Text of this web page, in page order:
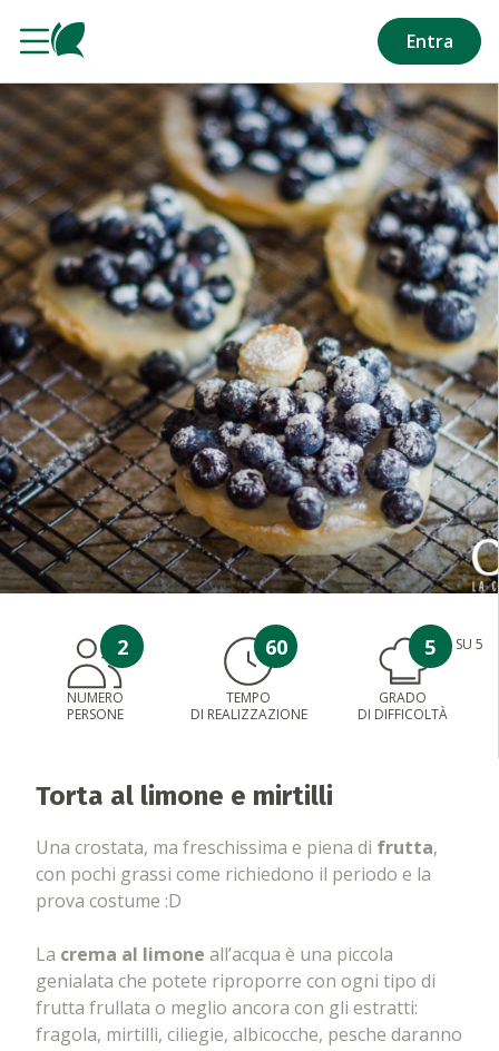
Entra
2
NUMERO
PERSONE
60
TEMPO
DI REALIZZAZIONE
5 SU 5
GRADO
DI DIFFICOLTÀ
Torta al limone e mirtilli
Una crostata, ma freschissima e piena di frutta,
con pochi grassi come richiedono il periodo e la
prova costume :D
La crema al limone all’acqua è una piccola
genialata che potete riproporre con ogni tipo di
frutta frullata o meglio ancora con gli estratti:
fragola, mirtilli, ciliegie, albicocche, pesche daranno